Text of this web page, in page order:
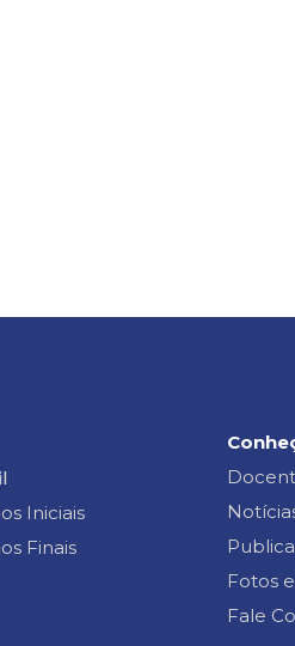
Iniciais
Finais
Fotos
Fale